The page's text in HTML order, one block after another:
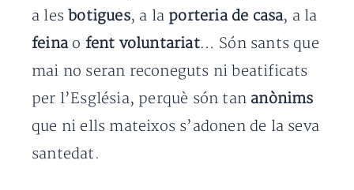
a lesbotigues, a la porteria de casa, a la
feina o fent voluntariat… Són sants que
mai no seran reconeguts ni beatificats
per l’Església, perquè són tan anònims
que ni ells mateixos s’adonen de la seva
santedat.